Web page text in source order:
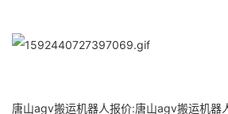
唐山agv搬运机器人报价:唐山agv搬运机器